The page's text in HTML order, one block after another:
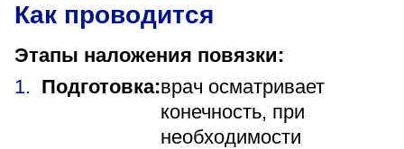
Как проводится
Этапы наложения повязки:
Подготовка:врач осматривает
конечность, при
необходимости